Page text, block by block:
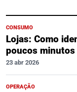
CONSUMO
Lojas: Como
poucos minutos
23 abr 2026
OPERAÇÃO